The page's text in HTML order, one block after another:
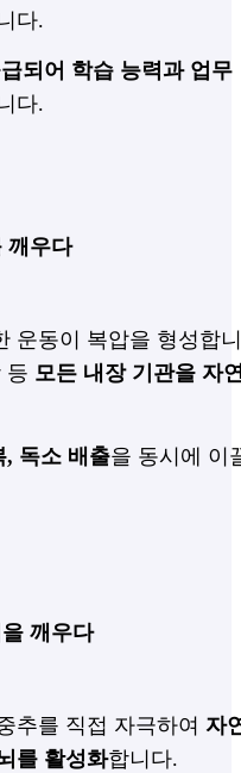
다.
되어 학습 능력과 업무
다.
깨우다
운동이 복압을 형성합니
등 모든 내장 기관을 자
, 독소 배출을 동시에 이
깨우다
추를 직접 자극하여 자
를 활성화합니다.